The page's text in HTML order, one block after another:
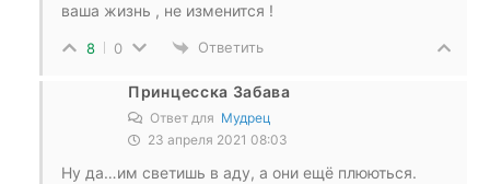
ваша жизнь , не изменится !
8 0 Ответить
Принцесска Забава
Ответ для Мудрец
23 апреля 2021 08:03
Ну да…им светишь в аду, а они ещё плюються.